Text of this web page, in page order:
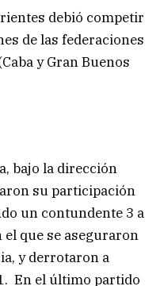
debió competir
de las federaciones
y Gran Buenos
bajo la dirección
su participación
un contundente 3 a
que se aseguraron
y derrotaron a
En el último partido